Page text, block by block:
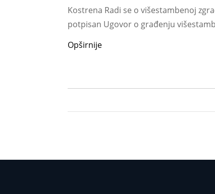
Kostrena Radi se o višestambenoj
potpisan Ugovor o građenju
Opširnije